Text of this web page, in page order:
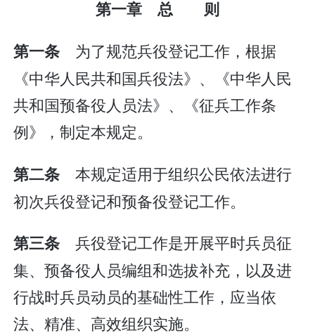
第一章 总 则
第一条 为了规范兵役登记工作，根据
《中华人民共和国兵役法》、《中华人民
共和国预备役人员法》、《征兵工作条
例》，制定本规定。
第二条本规定适用于组织公民依法进行
初次兵役登记和预备役登记工作。
第三条兵役登记工作是开展平时兵员征
集、预备役人员编组和选拔补充，以及进
行战时兵员动员的基础性工作，应当依
法、精准、高效组织实施。